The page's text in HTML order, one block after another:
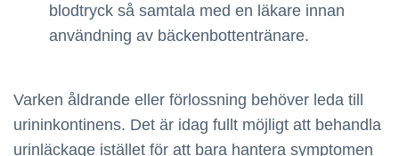
blodtryck så samtala med en läkare innan
användning av bäckenbottentränare.
Varken åldrande eller förlossning behöver leda till
urininkontinens. Det är idag fullt möjligt att behandla
urinläckage istället för att bara hantera symptomen